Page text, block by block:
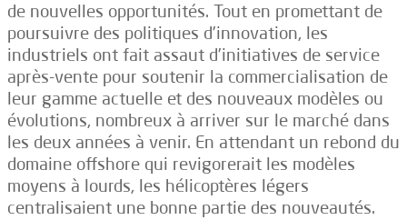
de nouvelles opportunités. Tout en promettant de
poursuivre des politiques d’innovation, les
industriels ont fait assaut d’initiatives de service
après-vente pour soutenir la commercialisation de
leur gamme actuelle et des nouveaux modèles ou
évolutions, nombreux à arriver sur le marché dans
les deux années à venir. En attendant un rebond du
domaine offshore qui revigorerait les modèles
moyens à lourds, les hélicoptères légers
centralisaient une bonne partie des nouveautés.